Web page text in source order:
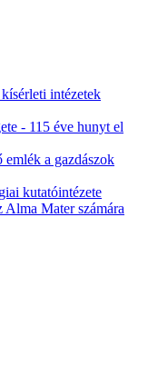
intézetek
- 115 éve hunyt el
a gazdászok
kutatóintézete
Alma Mater számára